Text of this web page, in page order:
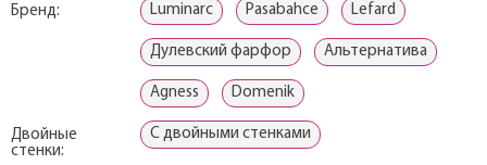
Бренд: Luminarc Pasabahce Lefard
Дулевский фарфор Альтернатива
Agness Domenik
Двойные
стенки:
С двойными стенками